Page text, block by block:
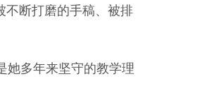
断打磨的手稿、被排
多年来坚守的教学理